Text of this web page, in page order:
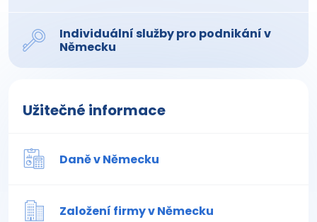
Individuální služby pro podnikání v
Německu
Užitečné informace
Daně v Německu
Založení firmy v Německu